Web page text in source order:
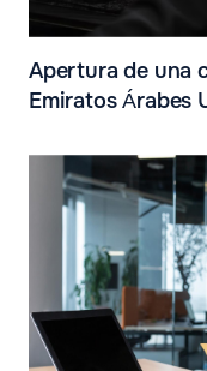
Apertura de una
Emiratos Árabes